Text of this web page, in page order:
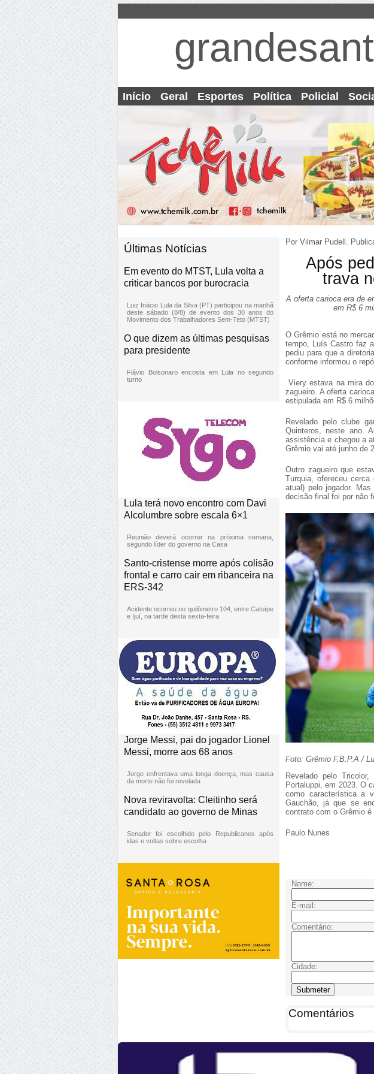
Início Geral Esportes Política Policial
Últimas Notícias
Em evento do MTST, Lula volta a
criticar bancos por burocracia
Luiz Inácio Lula da Silva (PT) participou na manhã
deste sábado (8/8) de evento dos 30 anos do
Movimento dos Trabalhadores Sem-Teto (MTST)
O que dizem as últimas pesquisas
para presidente
Flávio Bolsonaro encosta em Lula no segundo
turno
Lula terá novo encontro com Davi
Alcolumbre sobre escala 6×1
Reunião deverá ocorrer na próxima semana,
segundo líder do governo na Casa
Santo-cristense morre após colisão
frontal e carro cair em ribanceira na
ERS-342
Acidente ocorreu no quilômetro 104, entre Catuípe
e Ijuí, na tarde desta sexta-feira
Jorge Messi, pai do jogador Lionel
Messi, morre aos 68 anos
Jorge enfrentava uma longa doença, mas causa
da morte não foi revelada
Nova reviravolta: Cleitinho será
candidato ao governo de Minas
Senador foi escolhido pelo Republicanos após
idas e voltas sobre escolha
Por Vilmar Pudell.
Após
trava
A oferta carioca era de
em R$ 6
O Grêmio está no
tempo, Luís Castro faz
pediu para que a
conforme informou o
Viery estava na mira
zagueiro. A oferta
estipulada em R$ 6
Revelado pelo clube
Quinteros, neste ano.
assistência e chegou a
Grêmio vai até junho de
Outro zagueiro que
Turquia, ofereceu
atual) pelo jogador.
decisão final foi por não
Foto: Grêmio F.B.P.A /
Revelado pelo
Portaluppi, em 2023. O
como característica a
Gauchão, já que se
contrato com o Grêmio é
Paulo Nunes
Nome:
E-mail:
Comentário:
Cidade:
Comentários